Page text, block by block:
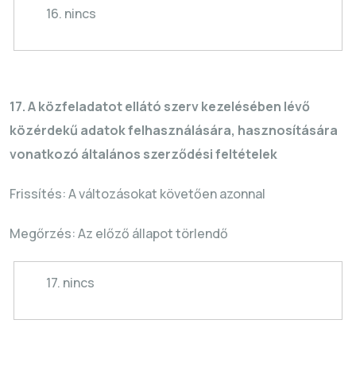
16. nincs
17. A közfeladatot ellátó szerv kezelésében lévő
közérdekű adatok felhasználására, hasznosítására
vonatkozó általános szerződési feltételek
Frissítés: A változásokat követően azonnal
Megőrzés: Az előző állapot törlendő
17. nincs